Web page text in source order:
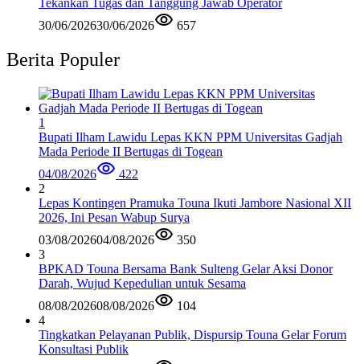
Tekankan Tugas dan Tanggung Jawab Operator
30/06/202630/06/2026 657
Berita Populer
1
Bupati Ilham Lawidu Lepas KKN PPM Universitas Gadjah
Mada Periode II Bertugas di Togean
04/08/2026
422
2
Lepas Kontingen Pramuka Touna Ikuti Jambore Nasional XII
2026, Ini Pesan Wabup Surya
03/08/202604/08/2026
350
3
BPKAD Touna Bersama Bank Sulteng Gelar Aksi Donor
Darah, Wujud Kepedulian untuk Sesama
08/08/202608/08/2026
104
4
Tingkatkan Pelayanan Publik, Dispursip Touna Gelar Forum
Konsultasi Publik